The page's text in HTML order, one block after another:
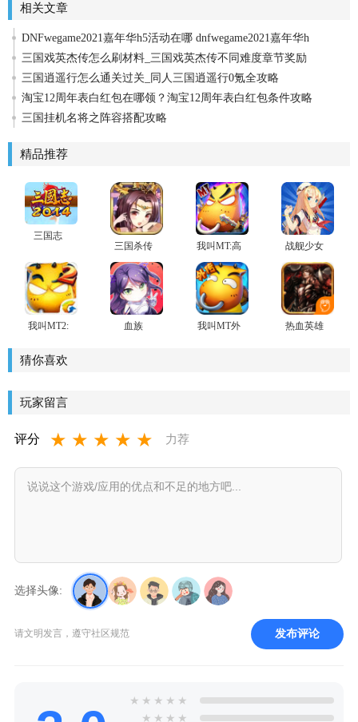
相关文章
DNFwegame2021嘉年华h5活动在哪 dnfwegame2021嘉年华h
三国戏英杰传怎么刷材料_三国戏英杰传不同难度章节奖励
三国逍遥行怎么通关过关_同人三国逍遥行0氪全攻略
淘宝12周年表白红包在哪领？淘宝12周年表白红包条件攻略
三国挂机名将之阵容搭配攻略
精品推荐
三国志
三国杀传
奇
我叫MT:高
清版
战舰少女
我叫MT2:
血族
我叫MT外
热血英雄
猜你喜欢
玩家留言
评分 ★ ★ ★ ★ ★ 力荐
选择头像:
请文明发言，遵守社区规范 发布评论
★ ★ ★ ★ ★
★ ★ ★ ★